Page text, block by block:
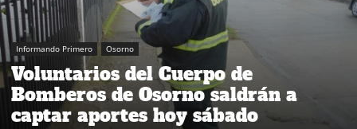
Informando Primero Osorno
Voluntarios del Cuerpo de
Bomberos de Osorno saldrán a
captar aportes hoy sábado